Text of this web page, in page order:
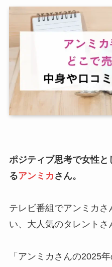
ポジティブ思考で女性
るアンミカ さん。
テレビ番組でアンミカさ
い、大人気のタレントさ
「アンミカさんの2025